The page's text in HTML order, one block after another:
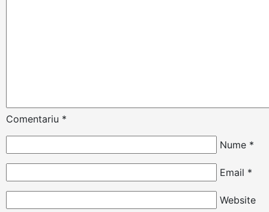
Comentariu *
Nume *
Email *
Website